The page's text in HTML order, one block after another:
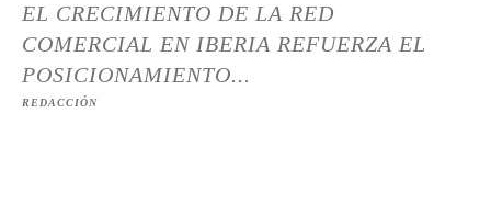
EL CRECIMIENTO DE LA RED
COMERCIAL EN IBERIA REFUERZA EL
POSICIONAMIENTO...
REDACCIÓN